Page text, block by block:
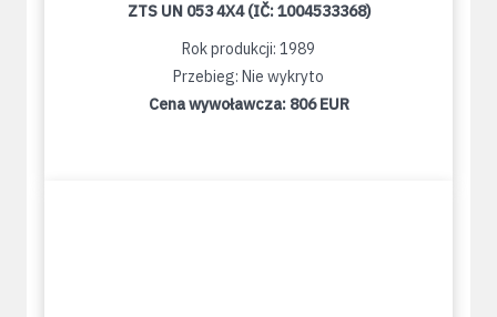
ZTS UN 053 4X4 (IČ: 1004533368)
Rok produkcji: 1989
Przebieg: Nie wykryto
Cena wywoławcza: 806 EUR